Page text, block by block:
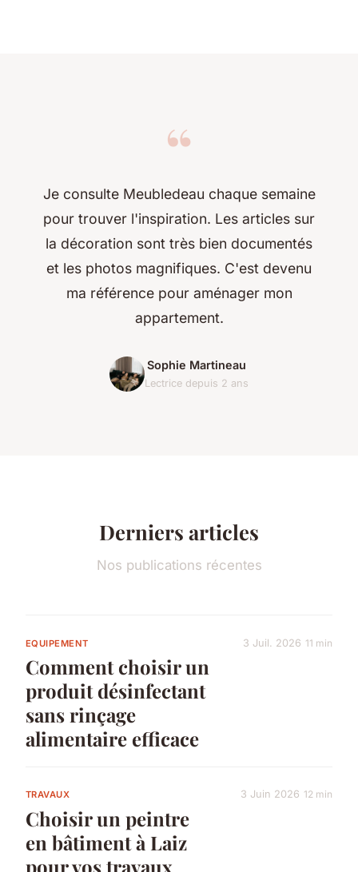
“
Je consulte Meubledeau chaque semaine
pour trouver l'inspiration. Les articles sur
la décoration sont très bien documentés
et les photos magnifiques. C'est devenu
ma référence pour aménager mon
appartement.
Sophie Martineau
Lectrice depuis 2 ans
Derniers articles
Nos publications récentes
EQUIPEMENT
Comment choisir un
produit désinfectant
sans rinçage
alimentaire efficace
3 Juil. 2026 11 min
TRAVAUX
Choisir un peintre
en bâtiment à Laiz
pour vos travaux
3 Juin 2026 12 min